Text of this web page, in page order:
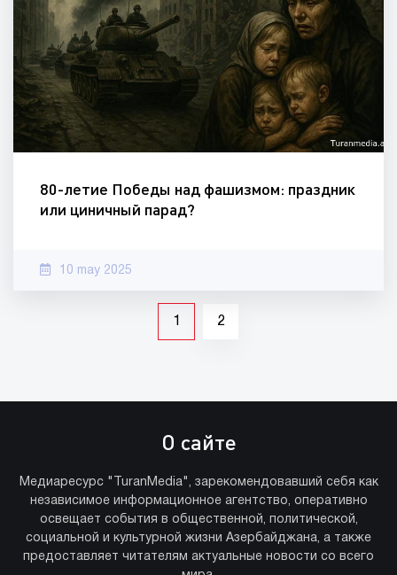
80-летие Победы над фашизмом: праздник
или циничный парад?
10 may 2025
1 2
О сайте
Медиаресурс "TuranMedia", зарекомендовавший себя как
независимое информационное агентство, оперативно
освещает события в общественной, политической,
социальной и культурной жизни Азербайджана, а также
предоставляет читателям актуальные новости со всего